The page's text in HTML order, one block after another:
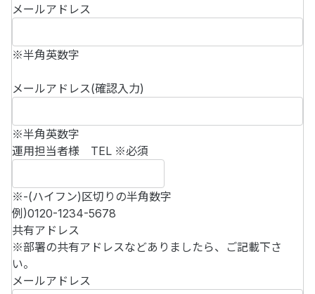
メールアドレス
※半角英数字
メールアドレス(確認入力)
※半角英数字
運用担当者様 TEL ※必須
※-(ハイフン)区切りの半角数字
例)0120-1234-5678
共有アドレス
※部署の共有アドレスなどありましたら、ご記載下さ
い。
メールアドレス